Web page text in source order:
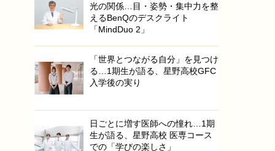
光の関係…目・姿勢・集中力を整
えるBenQのデスクライト
「MindDuo 2」
「世界とつながる自分」を見つけ
る…1期生が語る、星野高校GFC
入学後の実り
日ごとに増す医師への憧れ…1期
生が語る、星野高校 医専コース
での「学びの楽しさ」